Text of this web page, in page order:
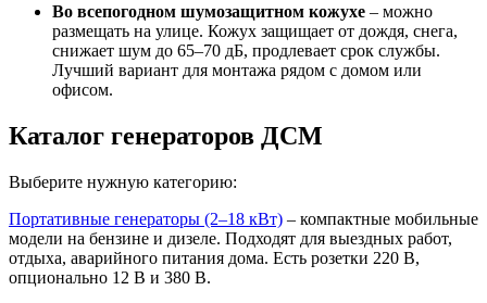
Во всепогодном шумозащитном кожухе – можно
размещать на улице. Кожух защищает от дождя, снега,
снижает шум до 65–70 дБ, продлевает срок службы.
Лучший вариант для монтажа рядом с домом или
офисом.
Каталог генераторов ДСМ
Выберите нужную категорию:
Портативные генераторы (2–18 кВт) – компактные мобильные
модели на бензине и дизеле. Подходят для выездных работ,
отдыха, аварийного питания дома. Есть розетки 220 В,
опционально 12 В и 380 В.